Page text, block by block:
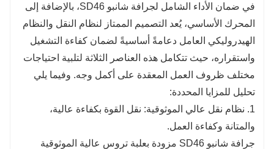
في ضمان الأداء الشامل لجرافة شانبو SD46، بالإضافة إلى
المحرك الأساسي، يُعد التصميم الممتاز لنظام النقل والنظام
الهيدروليكي العامل دعامةً أساسيةً لضمان كفاءة التشغيل
واستقراره، حيث تتكامل هذه العناصر الثلاثة لتلبية احتياجات
مختلف ظروف العمل المعقدة على أكمل وجه. وفيما يلي
تحليل للمزايا المحددة:
1. نظام نقل عالي الموثوقية: نقل القوة بكفاءة عالية،
والمتانة وكفاءة العمل.
جرافة شانبو SD46 مزودة بعلبة تروس عالية الموثوقية